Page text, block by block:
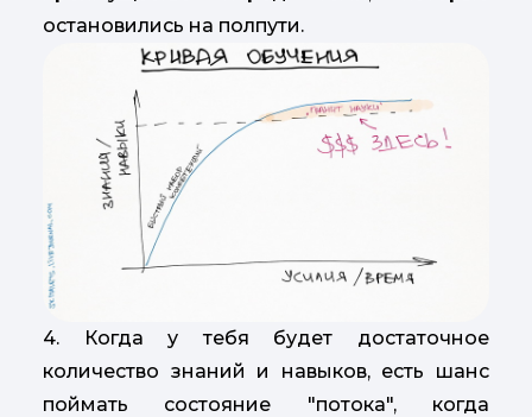
остановились на полпути.
4. Когда у тебя будет достаточное
количество знаний и навыков, есть шанс
поймать состояние "потока", когда